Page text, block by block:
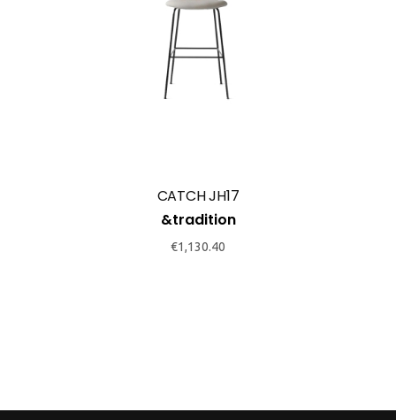
CATCH JH17
&tradition
€1,130.40